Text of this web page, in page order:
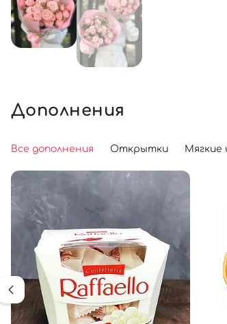
Дополнения
Все дополнения Открытки Мягкие